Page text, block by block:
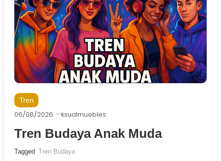
Tren
06/08/2026 ksualmuebles
Tren Budaya Anak Muda
Tagged Tren Budaya